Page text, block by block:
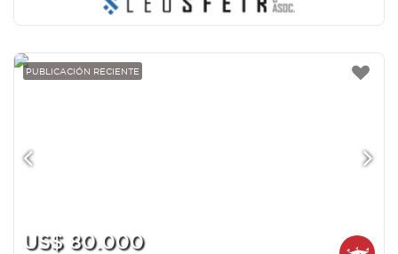
PUBLICACIÓN RECIENTE
US$ 80.000